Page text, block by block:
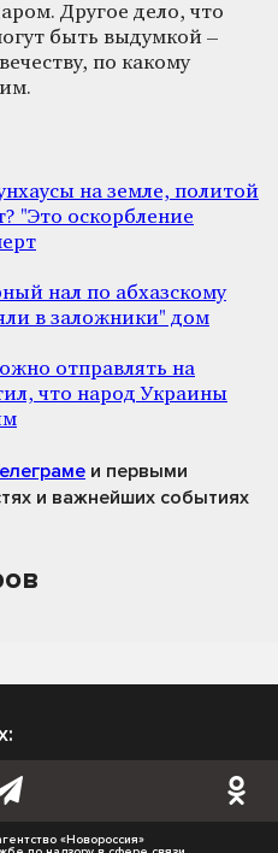
Другое дело, что
быть выдумкой –
по какому
на земле, политой
"Это оскорбление
нал по абхазскому
в заложники" дом
отправлять на
что народ Украины
и первыми
и важнейших событиях
«Новороссия»